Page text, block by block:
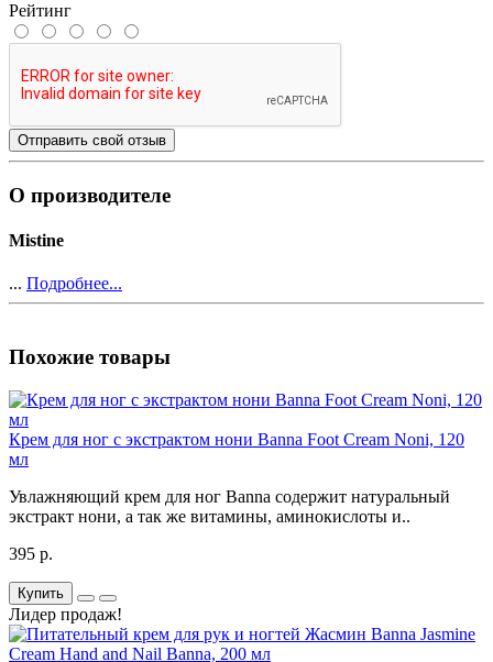
Рейтинг
Отправить свой отзыв
О производителе
Mistine
... Подробнее...
Похожие товары
Крем для ног с экстрактом нони Banna Foot Cream Noni, 120
мл
Увлажняющий крем для ног Banna содержит натуральный
экстракт нони, а так же витамины, аминокислоты и..
395 р.
Купить
Лидер продаж!